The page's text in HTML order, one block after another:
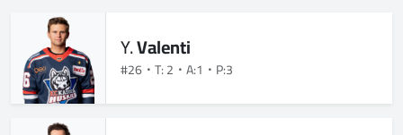
Y.Valenti
#26 T: 2 A:1 P:3